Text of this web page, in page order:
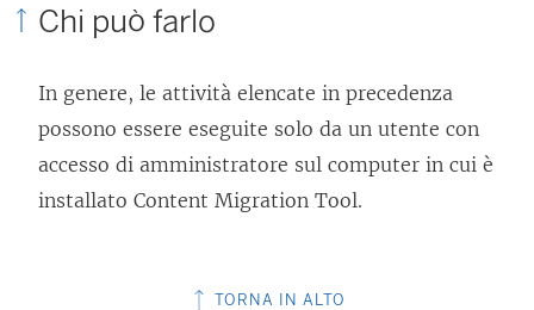
Chi può farlo
In genere, le attività elencate in precedenza
possono essere eseguite solo da un utente con
accesso di amministratore sul computer in cui è
installato Content Migration Tool.
TORNA IN ALTO